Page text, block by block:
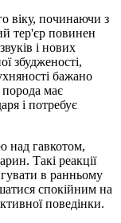
віку, починаючи з
тер'єр повинен
і нових
збудженості,
бажано
має
і потребує
над гавкотом,
Такі реакції
в ранньому
спокійним на
поведінки.